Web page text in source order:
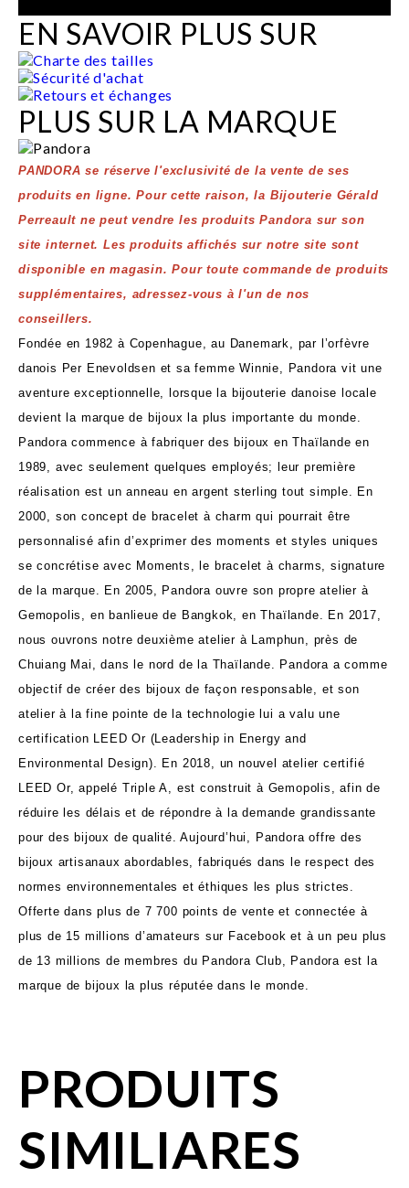
EN SAVOIR PLUS SUR
Charte des tailles
Sécurité d'achat
Retours et échanges
PLUS SUR LA MARQUE
PANDORA se réserve l'exclusivité de la vente de ses
produits en ligne. Pour cette raison, la Bijouterie Gérald
Perreault ne peut vendre les produits Pandora sur son
site internet. Les produits affichés sur notre site sont
disponible en magasin. Pour toute commande de produits
supplémentaires, adressez-vous à l'un de nos
conseillers.
Fondée en 1982 à Copenhague, au Danemark, par l’orfèvre
danois Per Enevoldsen et sa femme Winnie, Pandora vit une
aventure exceptionnelle, lorsque la bijouterie danoise locale
devient la marque de bijoux la plus importante du monde.
Pandora commence à fabriquer des bijoux en Thaïlande en
1989, avec seulement quelques employés; leur première
réalisation est un anneau en argent sterling tout simple. En
2000, son concept de bracelet à charm qui pourrait être
personnalisé afin d’exprimer des moments et styles uniques
se concrétise avec Moments, le bracelet à charms, signature
de la marque. En 2005, Pandora ouvre son propre atelier à
Gemopolis, en banlieue de Bangkok, en Thaïlande. En 2017,
nous ouvrons notre deuxième atelier à Lamphun, près de
Chuiang Mai, dans le nord de la Thaïlande. Pandora a comme
objectif de créer des bijoux de façon responsable, et son
atelier à la fine pointe de la technologie lui a valu une
certification LEED Or (Leadership in Energy and
Environmental Design). En 2018, un nouvel atelier certifié
LEED Or, appelé Triple A, est construit à Gemopolis, afin de
réduire les délais et de répondre à la demande grandissante
pour des bijoux de qualité. Aujourd’hui, Pandora offre des
bijoux artisanaux abordables, fabriqués dans le respect des
normes environnementales et éthiques les plus strictes.
Offerte dans plus de 7 700 points de vente et connectée à
plus de 15 millions d’amateurs sur Facebook et à un peu plus
de 13 millions de membres du Pandora Club, Pandora est la
marque de bijoux la plus réputée dans le monde.
PRODUITS
SIMILIARES